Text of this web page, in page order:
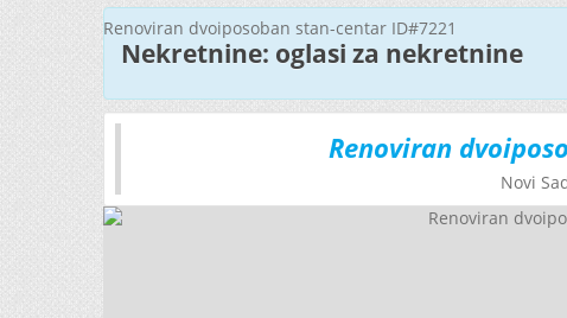
Nekretnine: oglasi za nekretnine
Renoviran dvoiposoban stan-centar ID#7221
Renoviran
Novi